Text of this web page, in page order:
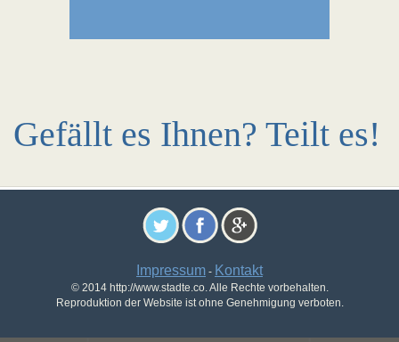
Gefällt es Ihnen? Teilt es!
Impressum - Kontakt
© 2014 http://www.stadte.co. Alle Rechte vorbehalten.
Reproduktion der Website ist ohne Genehmigung verboten.